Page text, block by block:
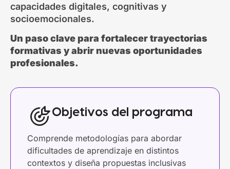
capacidades digitales, cognitivas y
socioemocionales.
Un paso clave para fortalecer trayectorias
formativas y abrir nuevas oportunidades
profesionales.
Objetivos del programa
Comprende metodologías para abordar
dificultades de aprendizaje en distintos
contextos y diseña propuestas inclusivas